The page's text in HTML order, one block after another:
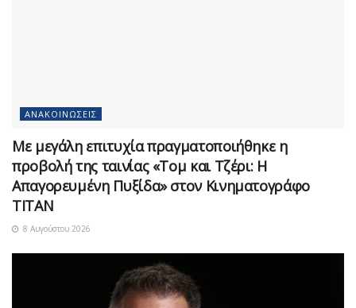
ΑΝΑΚΟΙΝΏΣΕΙΣ
Με μεγάλη επιτυχία πραγματοποιήθηκε η
προβολή της ταινίας «Τομ και Τζέρι: Η
Απαγορευμένη Πυξίδα» στον Κινηματογράφο
ΤΙΤΑΝ
8 Αυγούστου 2026